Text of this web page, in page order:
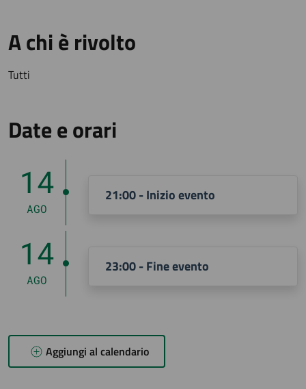
A chi è rivolto
Tutti
Date e orari
14
AGO
21:00 - Inizio evento
14
AGO
23:00 - Fine evento
Aggiungi al calendario